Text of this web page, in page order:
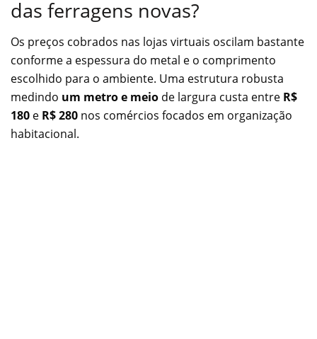
das ferragens novas?
Os preços cobrados nas lojas virtuais oscilam bastante
conforme a espessura do metal e o comprimento
escolhido para o ambiente. Uma estrutura robusta
medindo um metro e meio de largura custa entre R$
180 e R$ 280 nos comércios focados em organização
habitacional.